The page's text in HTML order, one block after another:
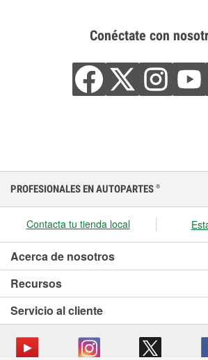
Conéctate con
PROFESIONALES EN AUTOPARTES ®
Contacta tu tienda local
Acerca de nosotros
Recursos
Servicio al cliente